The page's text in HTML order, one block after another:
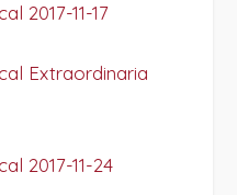
2017-11-17
Extraordinaria
2017-11-24